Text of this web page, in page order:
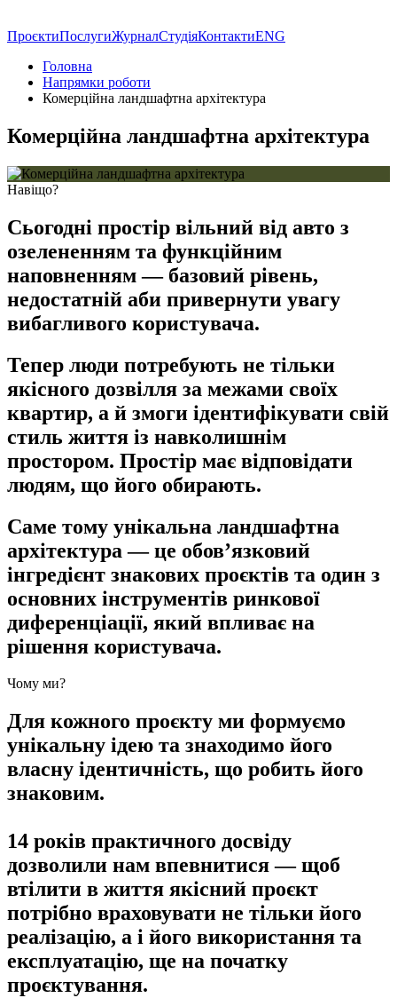
ПроєктиПослугиЖурналСтудіяКонтактиENG
Головна
Напрямки роботи
Комерційна ландшафтна архітектура
Комерційна ландшафтна архітектура
Навіщо?
Сьогодні простір вільний від авто з
озелененням та функційним
наповненням — базовий рівень,
недостатній аби привернути увагу
вибагливого користувача.
Тепер люди потребують не тільки
якісного дозвілля за межами своїх
квартир, а й змоги ідентифікувати свій
стиль життя із навколишнім
простором. Простір має відповідати
людям, що його обирають.
Саме тому унікальна ландшафтна
архітектура — це обов’язковий
інгредієнт знакових проєктів та один з
основних інструментів ринкової
диференціації, який впливає на
рішення користувача.
Чому ми?
Для кожного проєкту ми формуємо
унікальну ідею та знаходимо його
власну ідентичність, що робить його
знаковим.
14 років практичного досвіду
дозволили нам впевнитися — щоб
втілити в життя якісний проєкт
потрібно враховувати не тільки його
реалізацію, а і його використання та
експлуатацію, ще на початку
проєктування.